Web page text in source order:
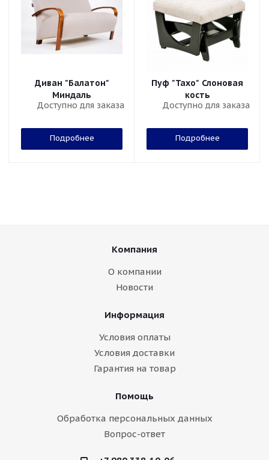
Диван "Балатон"
Миндаль
Доступно для заказа
Подробнее
Пуф "Тахо" Слоновая
кость
Доступно для заказа
Подробнее
Компания
О компании
Новости
Информация
Условия оплаты
Условия доставки
Гарантия на товар
Помощь
Обработка персональных данных
Вопрос-ответ